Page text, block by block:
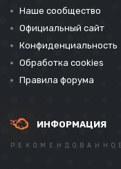
Наше сообщество
Официальный сайт
Конфиденциальность
Обработка cookies
Правила форума
ИНФОРМАЦИЯ